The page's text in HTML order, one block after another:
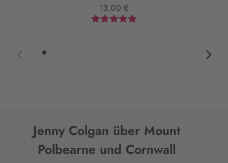
13,00 €
Jenny Colgan über Mount
Polbearne und Cornwall